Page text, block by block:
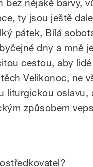
nějaké barvy,
ty jsou ještě
pátek, Bílá
dny a mně
cestou, aby
Velikonoc, ne
liturgickou oslavu,
způsobem